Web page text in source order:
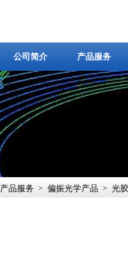
公司简介
公司简介
产品服务
产品服务
产品服务 > 偏振光学产品 > 光